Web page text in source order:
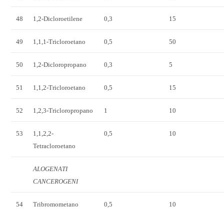
48 1,2-Dicloroetilene 0,3 15
49 1,1,1-Tricloroetano 0,5 50
50 1,2-Dicloropropano 0,3 5
51 1,1,2-Tricloroetano 0,5 15
52 1,2,3-Tricloropropano 1 10
53
1,1,2,2-
Tetracloroetano
0,5 10
ALOGENATI
CANCEROGENI
54
Tribromometano
0,5 10